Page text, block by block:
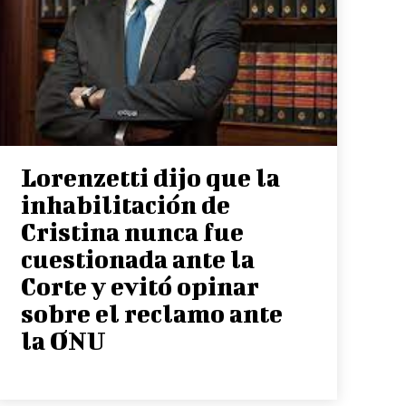
Lorenzetti dijo que la
inhabilitación de
Cristina nunca fue
cuestionada ante la
Corte y evitó opinar
sobre el reclamo ante
la ONU